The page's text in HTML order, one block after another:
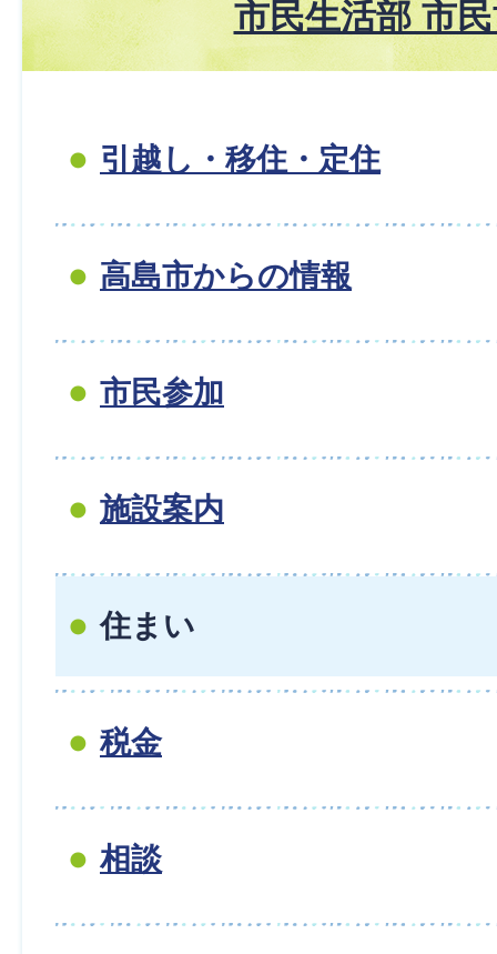
市民生活部 市
引越し・移住・定住
高島市からの情報
市民参加
施設案内
住まい
税金
相談